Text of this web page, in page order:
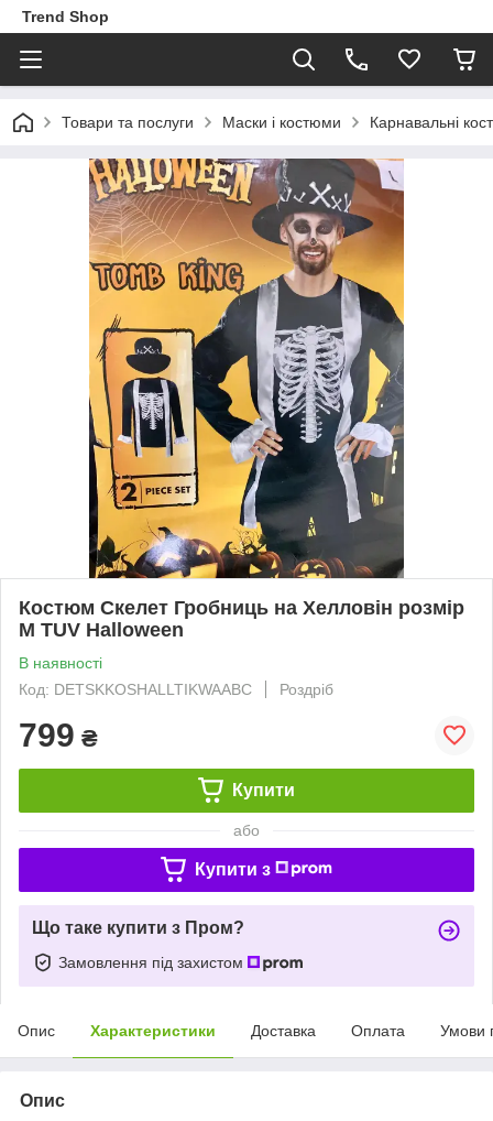
Trend Shop
Товари та послуги Маски і костюми Карнавальні
Костюм Скелет Гробниць на Хелловін розмір
М TUV Halloween
В наявності
Код: DETSKKOSHALLTIKWAABC
Роздріб
799 ₴
Купити
або
Купити з
Що таке купити з Пром?
Замовлення під захистом
Опис Характеристики Доставка Оплата Умови
Опис